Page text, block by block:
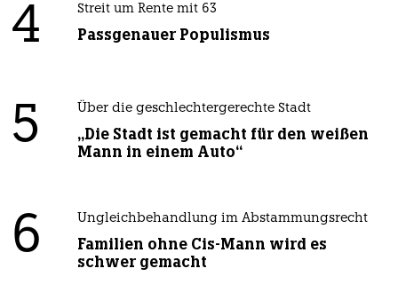
4 Streit um Rente mit 63
Passgenauer Populismus
5 Über die geschlechtergerechte Stadt
„Die Stadt ist gemacht für den weißen
Mann in einem Auto“
6 Ungleichbehandlung im Abstammungsrecht
Familien ohne Cis-Mann wird es
schwer gemacht